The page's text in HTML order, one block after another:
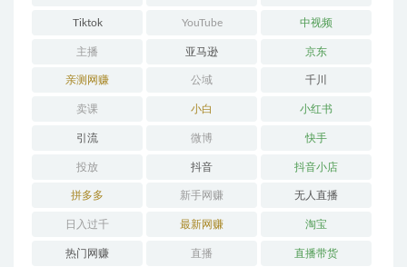
Tiktok YouTube 中视频
主播 亚马逊 京东
亲测网赚 公域 千川
卖课 小白 小红书
引流 微博 快手
投放 抖音 抖音小店
拼多多 新手网赚 无人直播
日入过千 最新网赚 淘宝
热门网赚 直播 直播带货